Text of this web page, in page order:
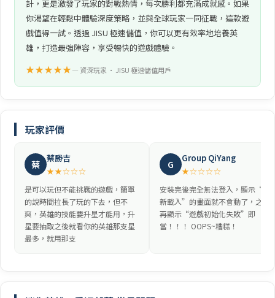
計，更是激發了玩家的對戰熱情，每次勝利都充滿成就感。如果
你渴望在輕鬆中體驗深度策略，並與全球玩家一同征戰，這款遊
戲值得一試。透過 JISU 極速儲值，你可以更有效率地培養英
雄，打造最強陣容，享受暢快的遊戲體驗。
★★★★★— 資深玩家 • JISU 極速儲值用戶
玩家評價
蔡 蔡勝吉
★★☆☆☆
是可以玩但不能挑戰的遊戲，簡單
的說時間拉長了玩的下去，但不
爽，英雄的技能要升星才能用，升
星要抽取之後就看你的英雄那支星
最多，就用那支
G Group QiYang
★☆☆☆☆
安裝完後完全無法登入，顯示“重
新載入”的畫面就不會動了，之後
再顯示“遊戲初始化失敗”即
當！！！ OOPS~糟糕！